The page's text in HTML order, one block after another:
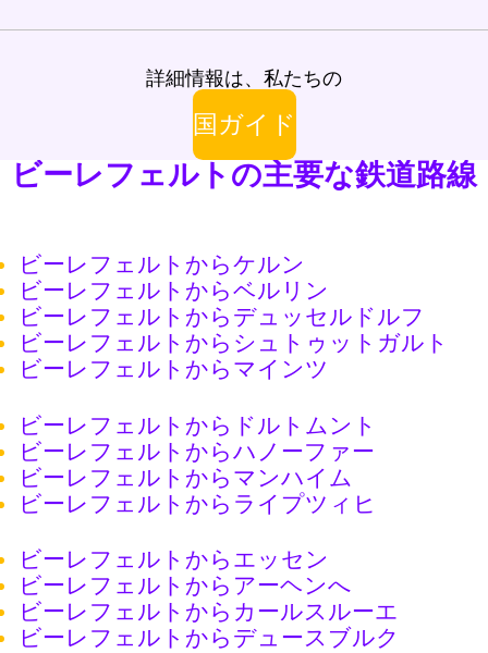
詳細情報は、私たちの
国ガイド
ビーレフェルトの主要な鉄道路線
ビーレフェルトからケルン
ビーレフェルトからベルリン
ビーレフェルトからデュッセルドルフ
ビーレフェルトからシュトゥットガルト
ビーレフェルトからマインツ
ビーレフェルトからドルトムント
ビーレフェルトからハノーファー
ビーレフェルトからマンハイム
ビーレフェルトからライプツィヒ
ビーレフェルトからエッセン
ビーレフェルトからアーヘンへ
ビーレフェルトからカールスルーエ
ビーレフェルトからデュースブルク